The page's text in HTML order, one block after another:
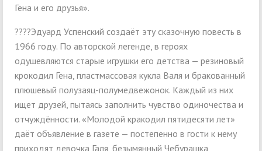
Гена и его друзья».
????Эдуард Успенский создаёт эту сказочную повесть в
1966 году. По авторской легенде, в героях
одушевляются старые игрушки его детства — резиновый
крокодил Гена, пластмассовая кукла Валя и бракованный
плюшевый полузаяц-полумедвежонок. Каждый из них
ищет друзей, пытаясь заполнить чувство одиночества и
отчуждённости. «Молодой кракодил пятидесяти лет»
даёт объявление в газете — постепенно в гости к нему
приходят девочка Галя, безымянный Чебурашка,